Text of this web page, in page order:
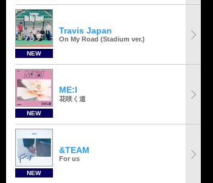
NEW
Travis Japan
On My Road (Stadium ver.)
NEW
ME:I
花咲く道
NEW
&TEAM
For us